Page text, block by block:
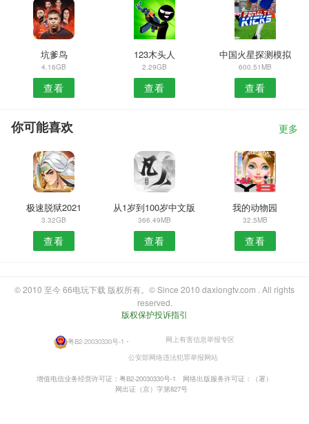
坑爹鸟
4.16GB
查看
123木头人
2.29GB
查看
中国火星探测模拟
600.51MB
查看
你可能喜欢 更多
极速脱狱2021
3.32GB
查看
从1岁到100岁中文版
366.49MB
查看
我的动物园
32.5MB
查看
© 2010 至今 66电玩下载 版权所有。© Since 2010 daxiongtv.com . All rights
reserved.
版权保护投诉指引
粤B2-20030330号-1 ・
网上有害信息举报专区
公安部网络违法犯罪举报网站
增值电信业务经营许可证：粤B2-20030330号-1
网络出版服务许可证：（署）
网出证（京）字第827号